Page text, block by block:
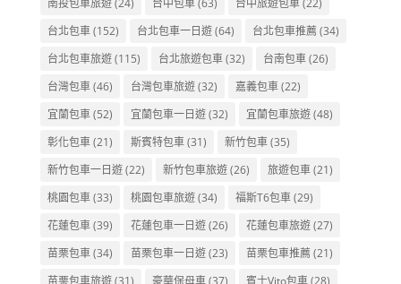
南投包車旅遊(24) 台中包車(63) 台中旅遊包車(22)
台北包車(152) 台北包車一日遊(64) 台北包車推薦(34)
台北包車旅遊(115) 台北旅遊包車(32) 台南包車(26)
台灣包車(46) 台灣包車旅遊(32) 嘉義包車(22)
宜蘭包車(52) 宜蘭包車一日遊(32) 宜蘭包車旅遊(48)
彰化包車(21) 斯賓特包車(31) 新竹包車(35)
新竹包車一日遊(22) 新竹包車旅遊(26) 旅遊包車(21)
桃園包車(33) 桃園包車旅遊(34) 福斯T6包車(29)
花蓮包車(39) 花蓮包車一日遊(26) 花蓮包車旅遊(27)
苗栗包車(34) 苗栗包車一日遊(23) 苗栗包車推薦(21)